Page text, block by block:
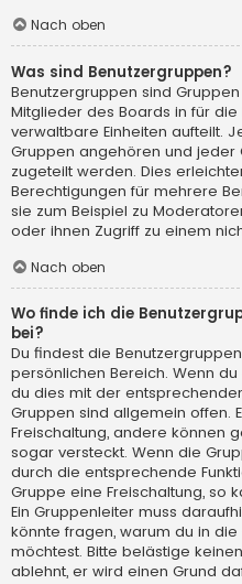
Nach oben
Was sind Benutzergruppen?
Benutzergruppen sind
Mitglieder des Boards in für
verwaltbare Einheiten aufteilt.
Gruppen angehören und jeder
zugeteilt werden. Dies
Berechtigungen für mehrere
sie zum Beispiel zu
oder ihnen Zugriff zu einem
Nach oben
Wo finde ich die
bei?
Du findest die
persönlichen Bereich. Wenn
du dies mit der
Gruppen sind allgemein offen.
Freischaltung, andere können
sogar versteckt. Wenn die
durch die entsprechende
Gruppe eine Freischaltung, so
Ein Gruppenleiter muss
könnte fragen, warum du in
möchtest. Bitte belästige
ablehnt, er wird einen Grund